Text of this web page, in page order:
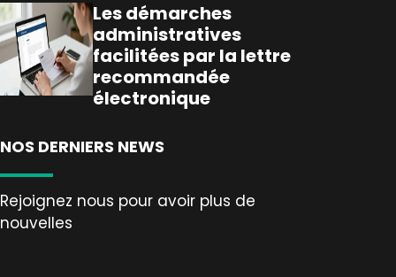
Les démarches
administratives
facilitées par la lettre
recommandée
électronique
NOS DERNIERS NEWS
Rejoignez nous pour avoir plus de
nouvelles